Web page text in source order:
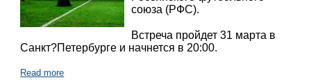
союза (РФС).
Встреча пройдет 31 марта в
Санкт?Петербурге и начнется в 20:00.
Read more